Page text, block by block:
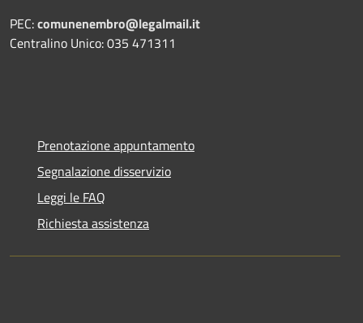
PEC:comunenembro@legalmail.it
Centralino Unico: 035 471311
Prenotazione appuntamento
Segnalazione disservizio
Leggi le FAQ
Richiesta assistenza